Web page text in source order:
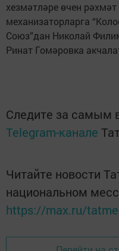
хезмәтләре өчен
механизаторларга
Союз”дан Николай
Ринат Гомәровка
Следите за самым
Telegram-канале
Читайте новости
национальном
https://max.ru/